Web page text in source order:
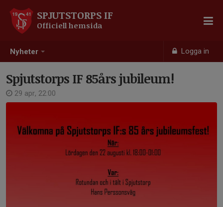
Nyheter Logga in
SPJUTSTORPS IF
Officiell hemsida
Spjutstorps IF 85års jubileum!
29 apr, 22:00